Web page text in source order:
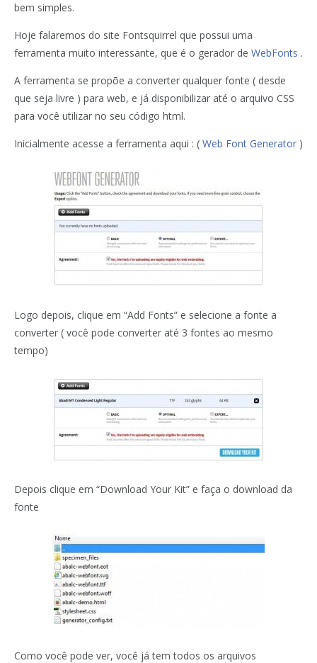
bem simples.
Hoje falaremos do site Fontsquirrel que possui uma
ferramenta muito interessante, que é o gerador de WebFonts .
A ferramenta se propõe a converter qualquer fonte ( desde
que seja livre ) para web, e já disponibilizar até o arquivo CSS
para você utilizar no seu código html.
Inicialmente acesse a ferramenta aqui : ( Web Font Generator )
Logo depois, clique em “Add Fonts” e selecione a fonte a
converter ( você pode converter até 3 fontes ao mesmo
tempo)
Depois clique em “Download Your Kit” e faça o download da
fonte
Como você pode ver, você já tem todos os arquivos